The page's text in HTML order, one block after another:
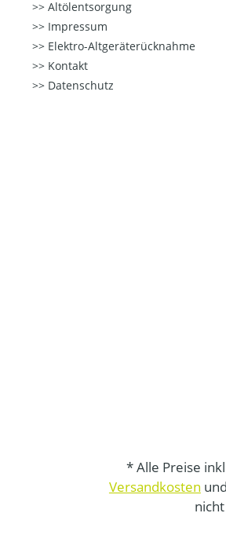
Altölentsorgung
Impressum
Elektro-Altgeräterücknahme
Kontakt
Datenschutz
* Alle Preise
Versandkosten